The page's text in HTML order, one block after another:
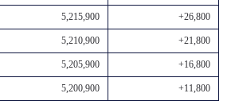
5,215,900 +26,800
5,210,900 +21,800
5,205,900 +16,800
5,200,900 +11,800